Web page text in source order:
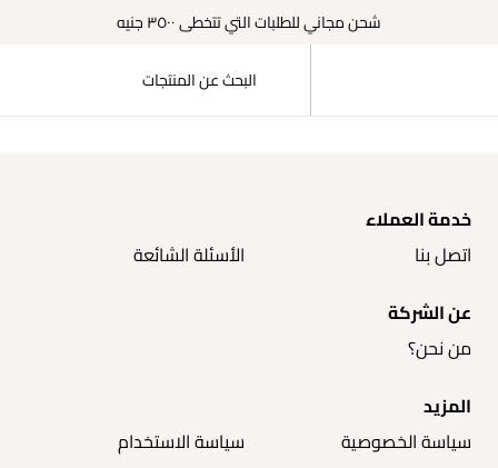
شحن مجاني للطلبات التي تتخطى ٣٥٠٠ جنيه
خدمة العملاء
اتصل بنا
الأسئلة الشائعة
عن الشركة
من نحن؟
المزيد
سياسة الخصوصية
سياسة الاستخدام